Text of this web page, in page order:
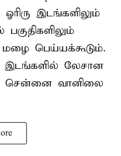
இடங்களிலும்
பெய்யக்கூடும்.
இடங்களில் லேசான
சென்னை வானிலை